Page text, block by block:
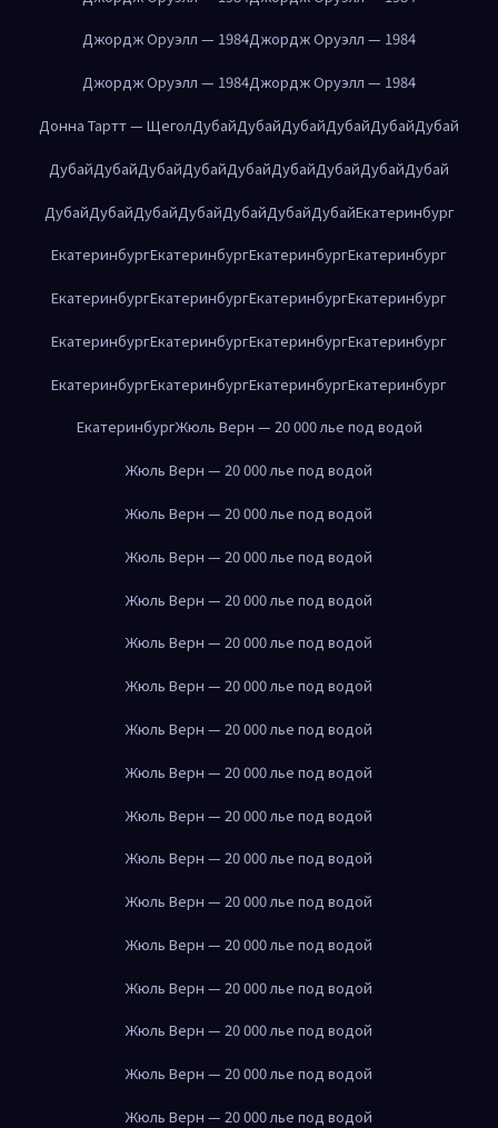
Джордж Оруэлл — 1984Джордж Оруэлл — 1984
Джордж Оруэлл — 1984Джордж Оруэлл — 1984
Донна Тартт — ЩеголДубайДубайДубайДубайДубайДубай
ДубайДубайДубайДубайДубайДубайДубайДубайДубай
ДубайДубайДубайДубайДубайДубайДубайЕкатеринбург
ЕкатеринбургЕкатеринбургЕкатеринбургЕкатеринбург
ЕкатеринбургЕкатеринбургЕкатеринбургЕкатеринбург
ЕкатеринбургЕкатеринбургЕкатеринбургЕкатеринбург
ЕкатеринбургЕкатеринбургЕкатеринбургЕкатеринбург
ЕкатеринбургЖюль Верн — 20 000 лье под водой
Жюль Верн — 20 000 лье под водой
Жюль Верн — 20 000 лье под водой
Жюль Верн — 20 000 лье под водой
Жюль Верн — 20 000 лье под водой
Жюль Верн — 20 000 лье под водой
Жюль Верн — 20 000 лье под водой
Жюль Верн — 20 000 лье под водой
Жюль Верн — 20 000 лье под водой
Жюль Верн — 20 000 лье под водой
Жюль Верн — 20 000 лье под водой
Жюль Верн — 20 000 лье под водой
Жюль Верн — 20 000 лье под водой
Жюль Верн — 20 000 лье под водой
Жюль Верн — 20 000 лье под водой
Жюль Верн — 20 000 лье под водой
Жюль Верн — 20 000 лье под водой